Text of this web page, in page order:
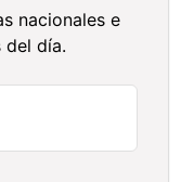
nacionales e
del día.